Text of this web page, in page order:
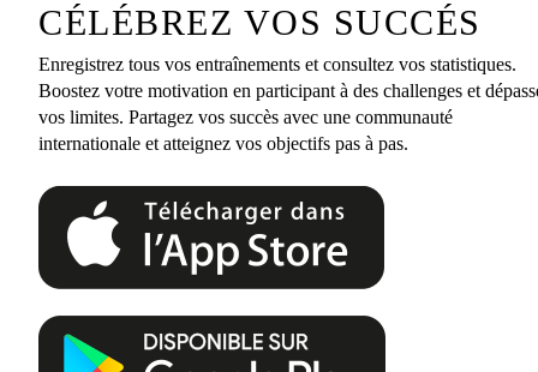
CÉLÉBREZ VOS SUCCÉS
Enregistrez tous vos entraînements et consultez vos statistiques.
Boostez votre motivation en participant à des challenges et
vos limites. Partagez vos succès avec une communauté
internationale et atteignez vos objectifs pas à pas.